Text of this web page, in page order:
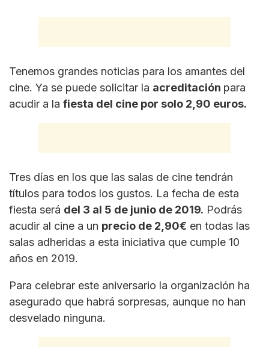
Tenemos grandes noticias para los amantes del
cine. Ya se puede solicitar la acreditación para
acudir a la fiesta del cine por solo 2,90 euros.
Tres días en los que las salas de cine tendrán
títulos para todos los gustos. La fecha de esta
fiesta será del 3 al 5 de junio de 2019. Podrás
acudir al cine a un precio de 2,90€ en todas las
salas adheridas a esta iniciativa que cumple 10
años en 2019.
Para celebrar este aniversario la organización ha
asegurado que habrá sorpresas, aunque no han
desvelado ninguna.